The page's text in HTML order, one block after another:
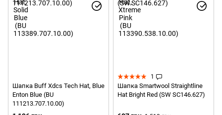
Шапка Buff Xdcs Tech Hat, Blue
Enton Blue (BU
111213.707.10.00)
1
Шапка Smartwool Straightline
Hat Bright Red (SW SC146.627)